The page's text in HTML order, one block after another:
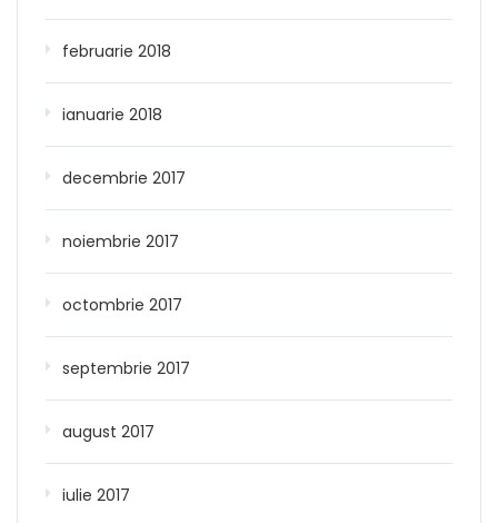
februarie 2018
ianuarie 2018
decembrie 2017
noiembrie 2017
octombrie 2017
septembrie 2017
august 2017
iulie 2017